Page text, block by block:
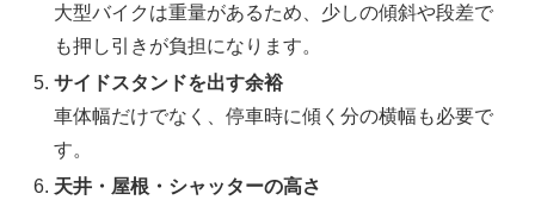
大型バイクは重量があるため、少しの傾斜や段差で
も押し引きが負担になります。
サイドスタンドを出す余裕
車体幅だけでなく、停車時に傾く分の横幅も必要で
す。
天井・屋根・シャッターの高さ